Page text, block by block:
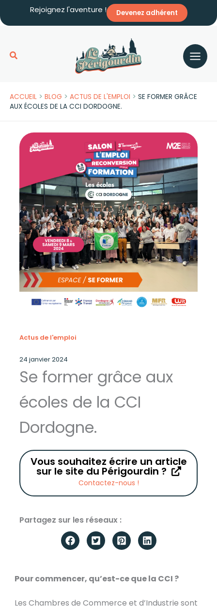
au
Rejoignez l'aventure ! Devenez adhérent
Rechercher
ACCUEIL > BLOG > ACTUS DE L'EMPLOI > SE FORMER GRÂCE
AUX ÉCOLES DE LA CCI DORDOGNE.
Actus de l'emploi
24 janvier 2024
Se former grâce aux
écoles de la CCI
Dordogne.
Vous souhaitez écrire un article
sur le site du Périgourdin ?
Contactez-nous !
Partagez sur les réseaux :
Pour commencer, qu’est-ce que la CCI ?
Les Chambres de Commerce et d’Industrie sont